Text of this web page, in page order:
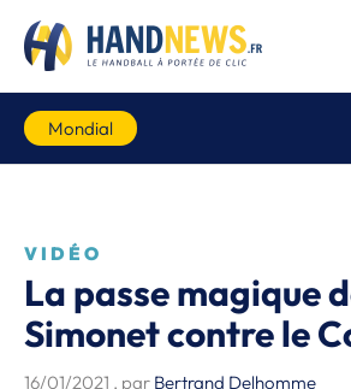
Mondial
VIDÉO
La passe magique
Simonet contre le
16/01/2021 , par Bertrand Delhomme